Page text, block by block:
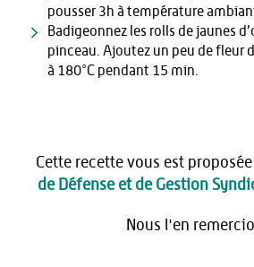
pousser 3h à température
Badigeonnez les rolls de jaunes
pinceau. Ajoutez un peu de fleur
à 180°C pendant 15 min.
Cette recette vous est
de Défense et de Gestion
Nous l'en